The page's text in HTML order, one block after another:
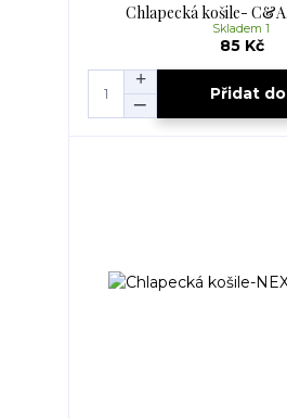
Chlapecká košile-
85 Kč
Skladem 1
Přidat